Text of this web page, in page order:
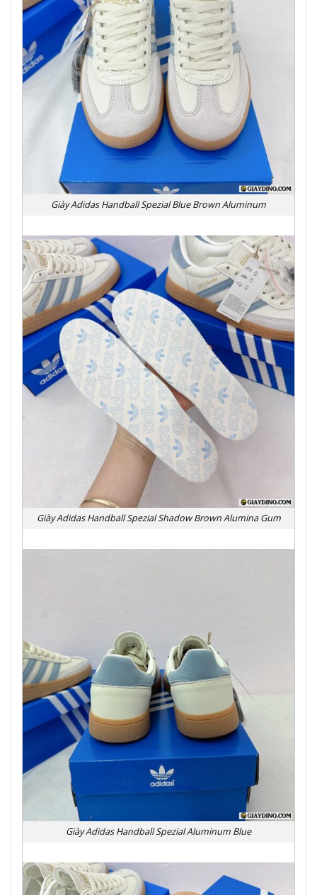
Giày Adidas Handball Spezial Blue Brown Aluminum
Giày Adidas Handball Spezial Shadow Brown Alumina Gum
Giày Adidas Handball Spezial Aluminum Blue